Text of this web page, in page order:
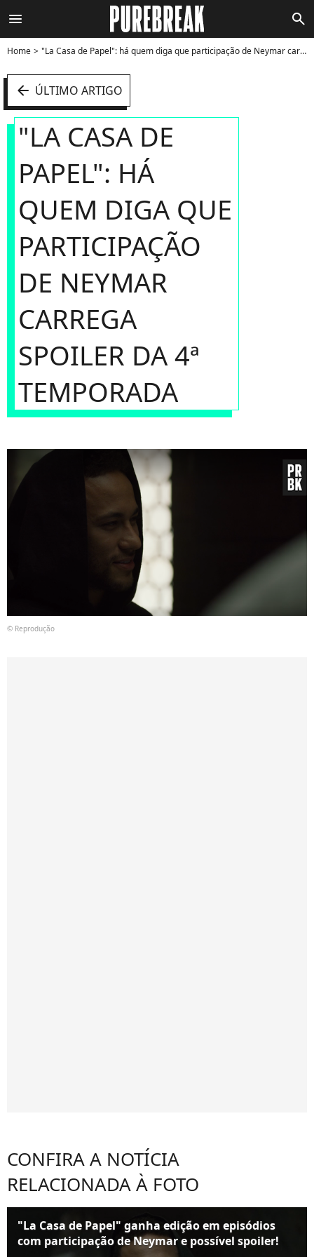
menu search
Home "La Casa de Papel": há quem diga que participação de Neymar carrega spoiler da 4ª temporada - Foto
arrow_left ÚLTIMO ARTIGO
"LA CASA DE
PAPEL": HÁ
QUEM DIGA QUE
PARTICIPAÇÃO
DE NEYMAR
CARREGA
SPOILER DA 4ª
TEMPORADA
© Reprodução
CONFIRA A NOTÍCIA
RELACIONADA À FOTO
"La Casa de Papel" ganha edição em episódios
com participação de Neymar e possível spoiler!